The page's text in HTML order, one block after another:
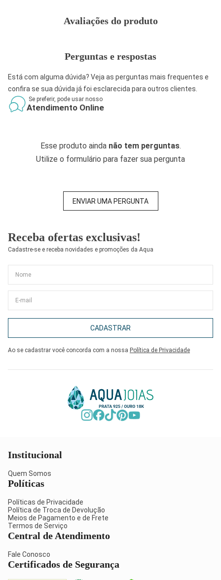
Avaliações do produto
Perguntas e respostas
Está com alguma dúvida? Veja as perguntas mais frequentes e
confira se sua dúvida já foi esclarecida para outros clientes.
Se preferir, pode usar nosso
Atendimento Online
Esse produto ainda não tem perguntas.
Utilize o formulário para fazer sua pergunta
ENVIAR UMA PERGUNTA
Receba ofertas exclusivas!
Cadastre-se e receba novidades e promoções da Aqua
CADASTRAR
Ao se cadastrar você concorda com a nossa Política de Privacidade
Institucional
Quem Somos
Políticas
Políticas de Privacidade
Política de Troca de Devolução
Meios de Pagamento e de Frete
Termos de Serviço
Central de Atendimento
Fale Conosco
Certificados de Segurança